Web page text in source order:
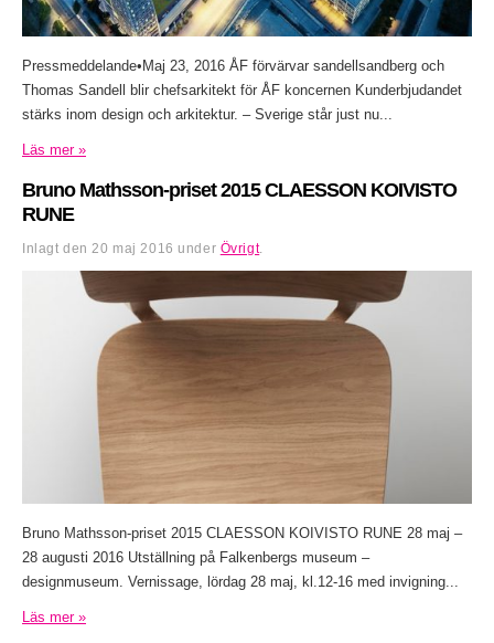
Pressmeddelande•Maj 23, 2016 ÅF förvärvar sandellsandberg och
Thomas Sandell blir chefsarkitekt för ÅF koncernen Kunderbjudandet
stärks inom design och arkitektur. – Sverige står just nu...
Läs mer »
Bruno Mathsson-priset 2015 CLAESSON KOIVISTO
RUNE
Inlagt den 20 maj 2016 under Övrigt.
Bruno Mathsson-priset 2015 CLAESSON KOIVISTO RUNE 28 maj –
28 augusti 2016 Utställning på Falkenbergs museum –
designmuseum. Vernissage, lördag 28 maj, kl.12-16 med invigning...
Läs mer »